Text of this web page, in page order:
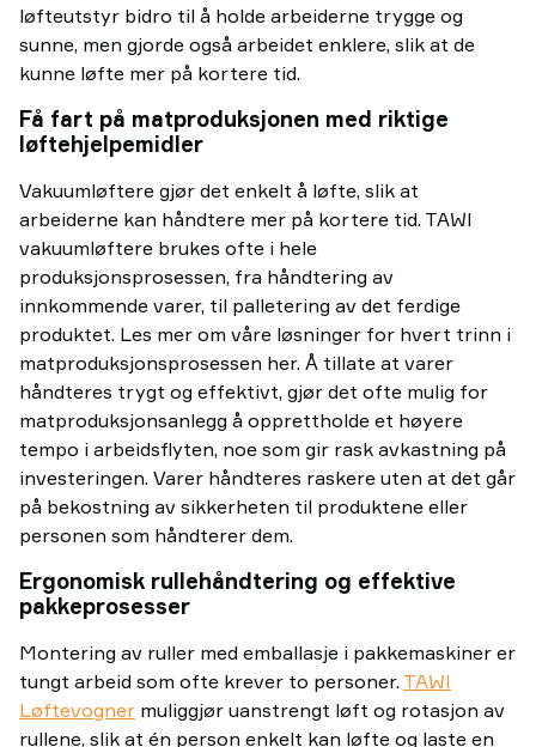
løfteutstyr bidro til å holde arbeiderne trygge og
sunne, men gjorde også arbeidet enklere, slik at de
kunne løfte mer på kortere tid.
Få fart på matproduksjonen med riktige
løftehjelpemidler
Vakuumløftere gjør det enkelt å løfte, slik at
arbeiderne kan håndtere mer på kortere tid. TAWI
vakuumløftere brukes ofte i hele
produksjonsprosessen, fra håndtering av
innkommende varer, til palletering av det ferdige
produktet. Les mer om våre løsninger for hvert trinn i
matproduksjonsprosessen her. Å tillate at varer
håndteres trygt og effektivt, gjør det ofte mulig for
matproduksjonsanlegg å opprettholde et høyere
tempo i arbeidsflyten, noe som gir rask avkastning på
investeringen. Varer håndteres raskere uten at det går
på bekostning av sikkerheten til produktene eller
personen som håndterer dem.
Ergonomisk rullehåndtering og effektive
pakkeprosesser
Montering av ruller med emballasje i pakkemaskiner er
tungt arbeid som ofte krever to personer. TAWI
Løftevogner muliggjør uanstrengt løft og rotasjon av
rullene, slik at én person enkelt kan løfte og laste en